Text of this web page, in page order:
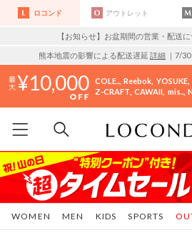
ロコンド アウトレット
【お知らせ】お盆期間の営業・配送
熊本地震の影響による配送遅延 詳細 ｜7/
10,000 COLE.. Reebok YOSUKE
Z-CRAFT CAWAII mis..
WOMEN MEN KIDS SPORTS